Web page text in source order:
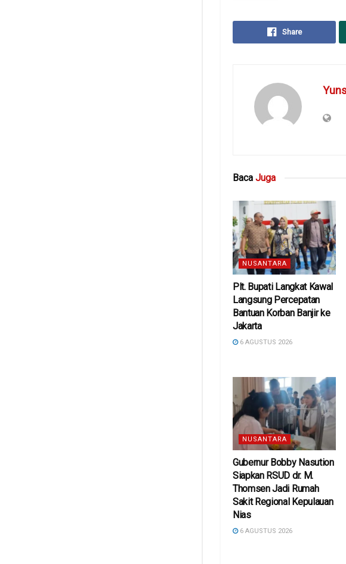
Share
Baca Juga
NUSANTARA
Plt. Bupati Langkat Kawal
Langsung Percepatan
Bantuan Korban Banjir ke
Jakarta
6 AGUSTUS 2026
NUSANTARA
Gubernur Bobby Nasution
Siapkan RSUD dr. M.
Thomsen Jadi Rumah
Sakit Regional Kepulauan
Nias
6 AGUSTUS 2026